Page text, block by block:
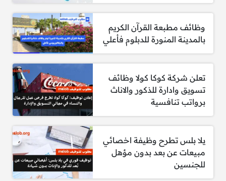
مطلوب قائد الصحة والسلامة والبيئة
مطلوب قائد الأعمال الكهربائية والميكانيكية
(MEP)
مطلوب قائد لوجستيات الموقع
مطلوب مدير لوجستيات أول
مطلوب مسؤول تواصل مع أصحاب المصلحة
مطلوب قائد مركز تشغيل أنظمة النقل الذكية
(ITS)
مطلوب أخصائي مشروع مساعد
وظائف مطبعة القرآن الكريم
بالمدينة المنورة للدبلوم فأعلي
تعلن شركة كوكا كولا وظائف
تسويق وادارة للذكور والاناث
برواتب تنافسية
يلا بلس تطرح وظيفة اخصائي
مبيعات عن بعد بدون مؤهل
للجنسين